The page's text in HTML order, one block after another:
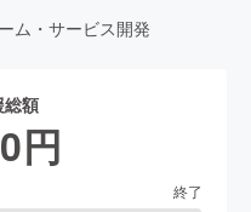
ム・サービス開発
総額
円
終了